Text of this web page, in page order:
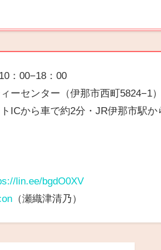
：00−18：00
センター（伊那市西町5824−1）
ら車で約2分・JR伊那市駅から
lin.ee/bgdO0XV
（瀬織津清乃）